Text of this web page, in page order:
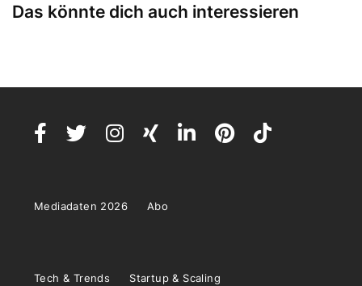
Das könnte dich auch interessieren
Mediadaten 2026 Abo
Tech & Trends Startup & Scaling